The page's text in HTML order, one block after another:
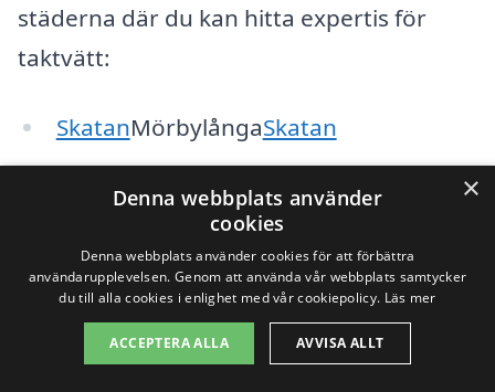
städerna där du kan hitta expertis för
taktvätt:
SkatanMörbylångaSkatan
Skatan
Skatan
SkatanHultsfredSkatan
SkatanLästaSkatan
×
Denna webbplats använder
cookies
Denna webbplats använder cookies för att förbättra
användarupplevelsen. Genom att använda vår webbplats samtycker
du till alla cookies i enlighet med vår cookiepolicy. Läs mer
ACCEPTERA ALLA AVVISA ALLT